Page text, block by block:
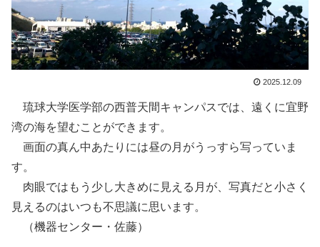
2025.12.09
琉球大学医学部の西普天間キャンパスでは、遠くに宜野
湾の海を望むことができます。
画面の真ん中あたりには昼の月がうっすら写っていま
す。
肉眼ではもう少し大きめに見える月が、写真だと小さく
見えるのはいつも不思議に思います。
（機器センター・佐藤）